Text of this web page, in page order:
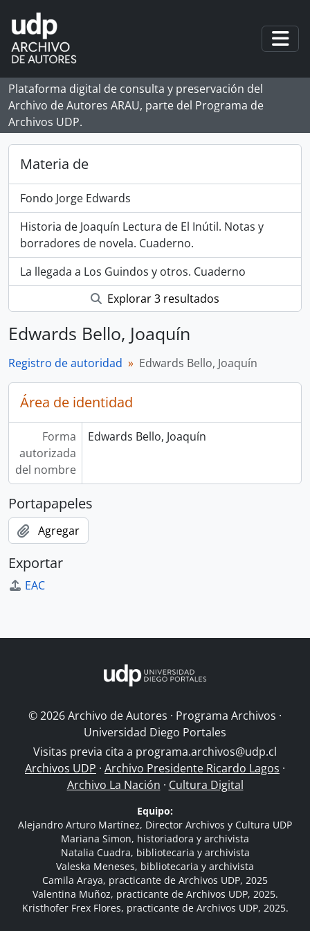
Skip to main content
Plataforma digital de consulta y preservación del
Archivo de Autores ARAU, parte del Programa de
Archivos UDP.
Materia de
Fondo Jorge Edwards
Historia de Joaquín Lectura de El Inútil. Notas y
borradores de novela. Cuaderno.
La llegada a Los Guindos y otros. Cuaderno
Explorar 3 resultados
Edwards Bello, Joaquín
Registro de autoridad Edwards Bello, Joaquín
Área de identidad
Forma
autorizada
del nombre
Edwards Bello, Joaquín
Portapapeles
Agregar
Exportar
EAC
© 2026 Archivo de Autores · Programa Archivos ·
Universidad Diego Portales
Visitas previa cita a programa.archivos@udp.cl
Archivos UDP · Archivo Presidente Ricardo Lagos ·
Archivo La Nación · Cultura Digital
Equipo:
Alejandro Arturo Martínez, Director Archivos y Cultura UDP
Mariana Simon, historiadora y archivista
Natalia Cuadra, bibliotecaria y archivista
Valeska Meneses, bibliotecaria y archivista
Camila Araya, practicante de Archivos UDP, 2025
Valentina Muñoz, practicante de Archivos UDP, 2025.
Kristhofer Frex Flores, practicante de Archivos UDP, 2025.